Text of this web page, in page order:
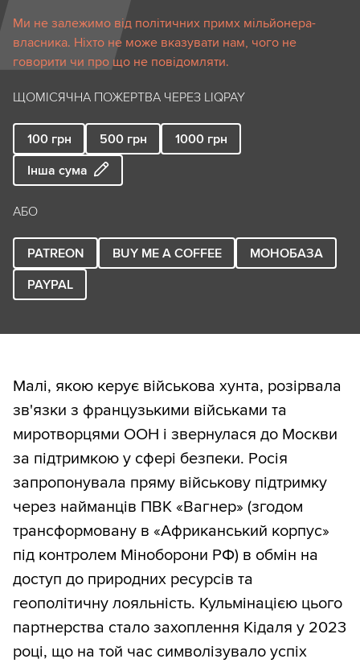
Ми не залежимо від політичних примх мільйонера-
власника. Ніхто не може вказувати нам, чого не
говорити чи про що не повідомляти.
ЩОМІСЯЧНА ПОЖЕРТВА ЧЕРЕЗ LIQPAY
100 грн 500 грн 1000 грн
Інша сума
АБО
PATREON BUY ME A COFFEE
МОНОБАЗА
PAYPAL
Малі, якою керує військова хунта, розірвала
зв'язки з французькими військами та
миротворцями ООН і звернулася до Москви
за підтримкою у сфері безпеки. Росія
запропонувала пряму військову підтримку
через найманців ПВК «Вагнер» (згодом
трансформовану в «Африканський корпус»
під контролем Міноборони РФ) в обмін на
доступ до природних ресурсів та
геополітичну лояльність. Кульмінацією цього
партнерства стало захоплення Кідаля у 2023
році, що на той час символізувало успіх